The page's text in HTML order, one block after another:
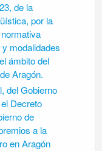
de la
por la
modalidades
ámbito del
Aragón.
del Gobierno
Decreto
de
a la
en Aragón